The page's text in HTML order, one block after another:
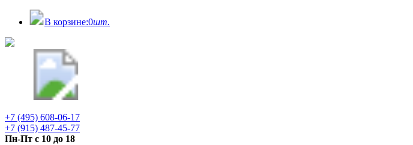
В корзине:0шт.
+7 (495) 608-06-17
+7 (915) 487-45-77
Пн-Пт с 10 до 18